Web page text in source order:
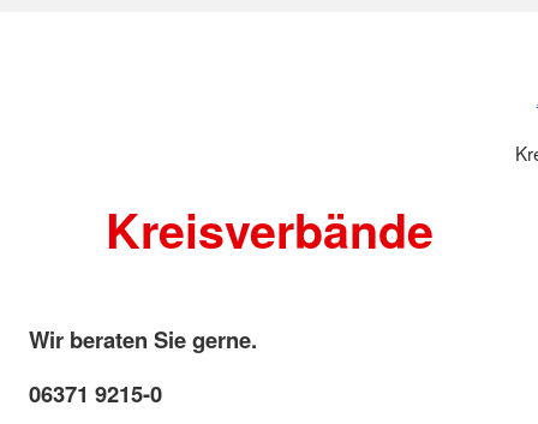
Kreisverbände
Wir beraten Sie gerne.
06371 9215-0